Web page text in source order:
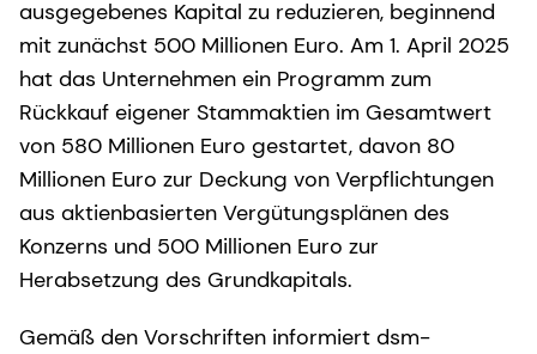
ausgegebenes Kapital zu reduzieren, beginnend
mit zunächst 500 Millionen Euro. Am 1. April 2025
hat das Unternehmen ein Programm zum
Rückkauf eigener Stammaktien im Gesamtwert
von 580 Millionen Euro gestartet, davon 80
Millionen Euro zur Deckung von Verpflichtungen
aus aktienbasierten Vergütungsplänen des
Konzerns und 500 Millionen Euro zur
Herabsetzung des Grundkapitals.
Gemäß den Vorschriften informiert dsm-